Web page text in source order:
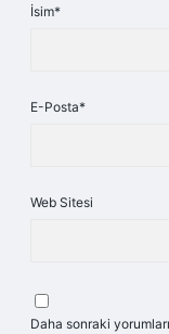
İsim*
E-Posta*
Web Sitesi
Daha sonraki